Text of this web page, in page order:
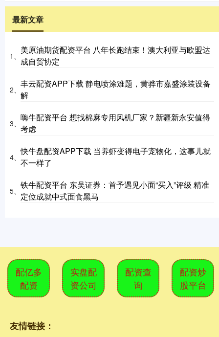
最新文章
1、
美原油期货配资平台 八年长跑结束！澳大利亚与欧盟达
成自贸协定
2、
丰云配资APP下载 静电喷涂难题，黄骅市嘉盛涂装设备
解
3、
嗨牛配资平台 想找棉麻专用风机厂家？新疆新永安值得
考虑
4、
快牛盘配资APP下载 当养虾变得电子宠物化，这事儿就
不一样了
5、
铁牛配资平台 东吴证券：首予遇见小面“买入”评级 精准
定位成就中式面食黑马
配亿多
配资
实盘配
资公司
配资查
询
配资炒
股平台
友情链接：